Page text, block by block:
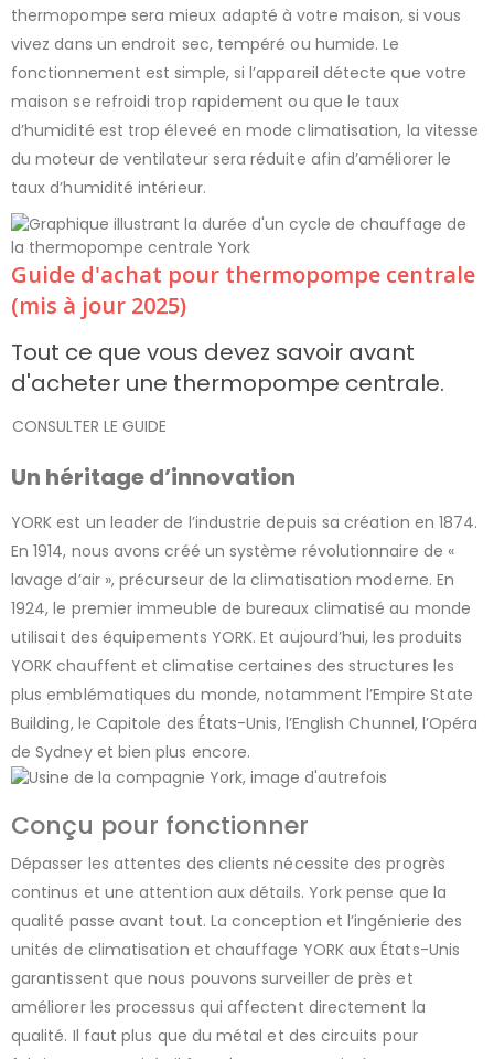
thermopompe sera mieux adapté à votre maison, si vous
vivez dans un endroit sec, tempéré ou humide. Le
fonctionnement est simple, si l’appareil détecte que votre
maison se refroidi trop rapidement ou que le taux
d’humidité est trop éleveé en mode climatisation, la vitesse
du moteur de ventilateur sera réduite afin d’améliorer le
taux d’humidité intérieur.
Guide d'achat pour thermopompe centrale
(mis à jour 2025)
Tout ce que vous devez savoir avant
d'acheter une thermopompe centrale.
CONSULTER LE GUIDE
Un héritage d’innovation
YORK est un leader de l’industrie depuis sa création en 1874.
En 1914, nous avons créé un système révolutionnaire de «
lavage d’air », précurseur de la climatisation moderne. En
1924, le premier immeuble de bureaux climatisé au monde
utilisait des équipements YORK. Et aujourd’hui, les produits
YORK chauffent et climatise certaines des structures les
plus emblématiques du monde, notamment l’Empire State
Building, le Capitole des États-Unis, l’English Chunnel, l’Opéra
de Sydney et bien plus encore.
Conçu pour fonctionner
Dépasser les attentes des clients nécessite des progrès
continus et une attention aux détails. York pense que la
qualité passe avant tout. La conception et l’ingénierie des
unités de climatisation et chauffage YORK aux États-Unis
garantissent que nous pouvons surveiller de près et
améliorer les processus qui affectent directement la
qualité. Il faut plus que du métal et des circuits pour